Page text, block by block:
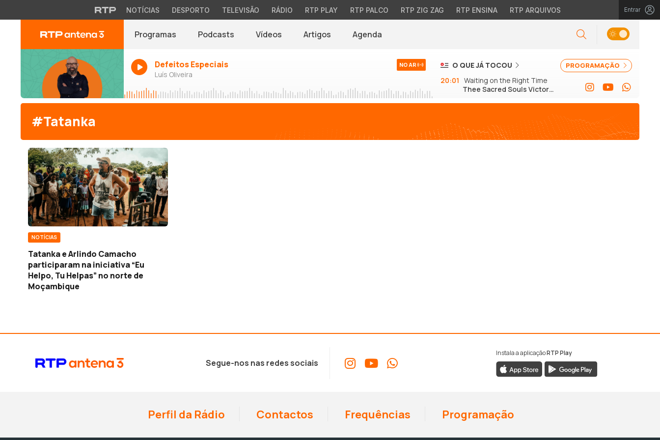
NOTÍCIAS DESPORTO TELEVISÃO RÁDIO RTP PLAY RTP PALCO RTP ZIG ZAG RTP ENSINA RTP ARQUIVOS Entrar
Programas Podcasts Vídeos Artigos Agenda
Defeitos Especiais
Luís Oliveira
NO AR PROGRAMAÇÃO
O QUE JÁ TOCOU
20:01 Waiting on the Right Time
Thee Sacred Souls Victor
#Tatanka
NOTÍCIAS
Tatanka e Arlindo Camacho
participaram na iniciativa “Eu
Helpo, Tu Helpas” no norte de
Moçambique
Segue-nos nas redes sociais
Instala a aplicaçãoRTP Play
Perfil da Rádio Contactos Frequências Programação